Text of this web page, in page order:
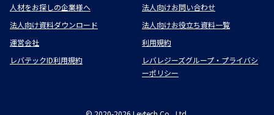
人材をお探しの企業様へ
法人向けお問い合わせ
法人向け資料ダウンロード
法人向けお役立ち資料一覧
運営会社
利用規約
レバテックID利用規約
レバレジーズグループ・プライバシ
ーポリシー